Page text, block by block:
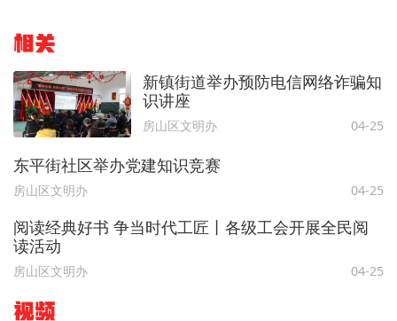
相关
新镇街道举办预防电信网络诈骗知
识讲座
房山区文明办 04-25
东平街社区举办党建知识竞赛
房山区文明办 04-25
阅读经典好书 争当时代工匠丨各级工会开展全民阅
读活动
房山区文明办 04-25
视频